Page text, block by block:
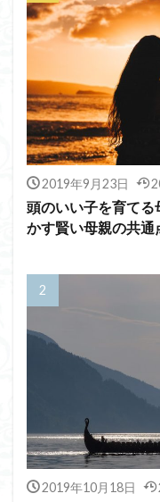
2019年9月23日
頭のいい子を育てる
かす賢い母親の共通
2019年10月18日